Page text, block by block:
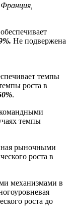
Не подвержена
темпы
роста в
.
темпы
рыночными
роста в
механизмами в
роста до